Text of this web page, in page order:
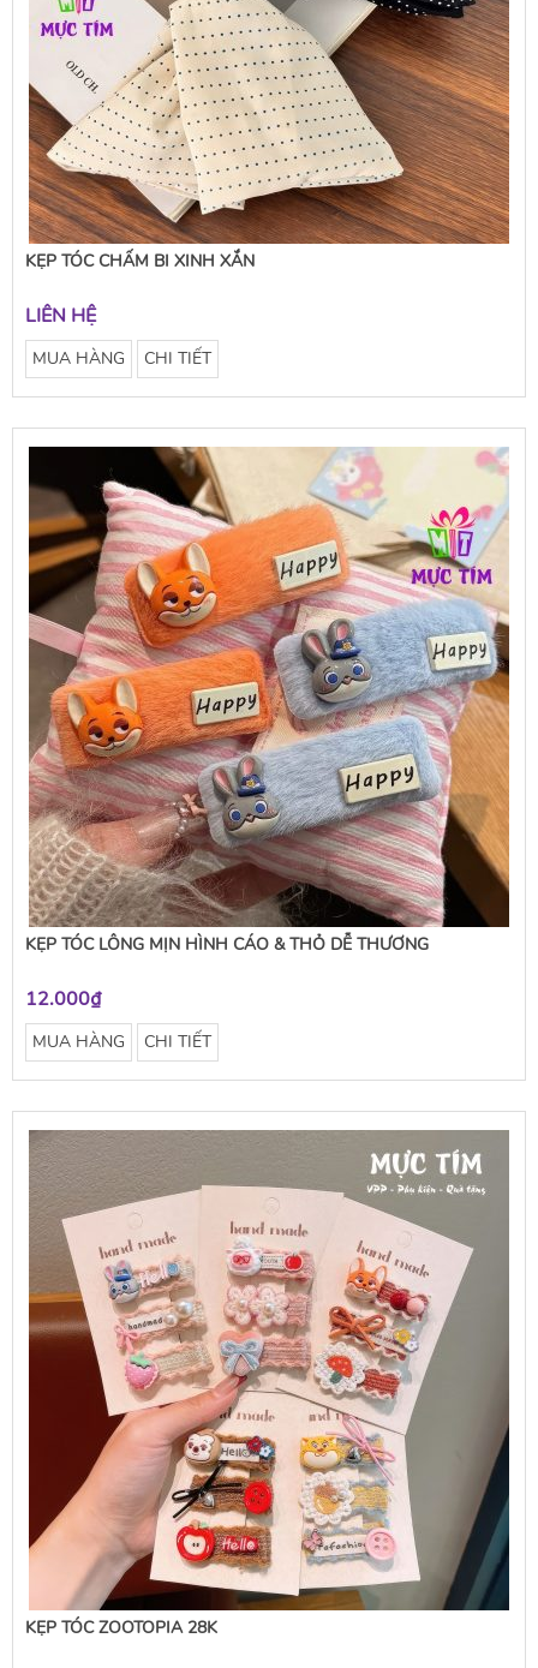
KẸP TÓC CHẤM BI XINH XẮN
LIÊN HỆ
MUA HÀNG CHI TIẾT
KẸP TÓC LÔNG MỊN HÌNH CÁO & THỎ DỄ THƯƠNG
12.000₫
MUA HÀNG CHI TIẾT
KẸP TÓC ZOOTOPIA 28K